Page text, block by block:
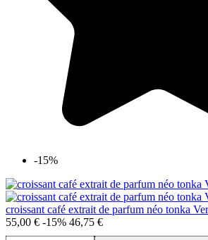
-15%
croissant café extrait de parfum néo tonka
55,00 € -15% 46,75 €